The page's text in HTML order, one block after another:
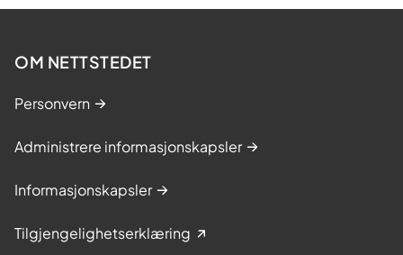
OM NETTSTEDET
Personvern
Administrere informasjonskapsler
Informasjonskapsler
Tilgjengelighetserklæring